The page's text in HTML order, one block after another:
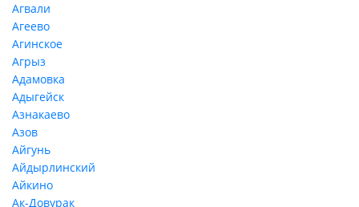
Агвали
Агеево
Агинское
Агрыз
Адамовка
Адыгейск
Азнакаево
Азов
Айгунь
Айдырлинский
Айкино
Ак-Довурак